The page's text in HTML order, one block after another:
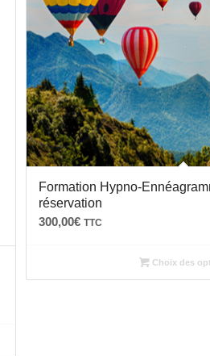
Formation Hypno-
réservation
300,00€ TTC
Choix des